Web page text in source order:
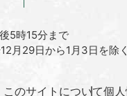
5時15分まで
月29日から1月3日を除く
このサイトについて個